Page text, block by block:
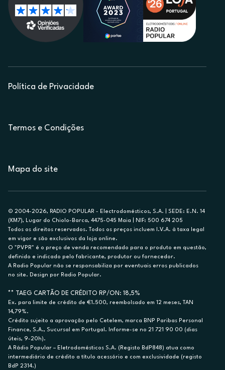
Política de Privacidade
Termos e Condições
Mapa do site
© 2004-2026, RADIO POPULAR - Electrodomésticos, S.A. | SEDE: E.N. 14
(KM7), Lugar do Chiolo-Barca, 4475-045 Maia | NIF: 500 674 205
Todos os direitos reservados. Todos os preços incluem I.V.A. à taxa legal
em vigor e são exclusivos da loja online.
O "PVPR" é o preço de venda recomendado para o produto em questão,
definido e indicado pelo fabricante, produtor ou fornecedor.
A Radio Popular não se responsabiliza por eventuais erros publicados
no site. Design por Radio Popular.
** TAEG CARTÃO DE CRÉDITO RP/ON: 18,5%
Ex. para limite de crédito de €1.500, reembolsado em 12 meses, TAN
14,79%.
Crédito sujeito a aprovação pelo Cetelem, marca BNP Paribas Personal
Finance, S.A., Sucursal em Portugal. Informe-se no 21 721 90 00 (dias
úteis, 9-20h).
A Rádio Popular – Eletrodomésticos S.A. (Registo BdP848) atua como
intermediário de crédito a título acessório e com exclusividade (registo
BdP 2314.)